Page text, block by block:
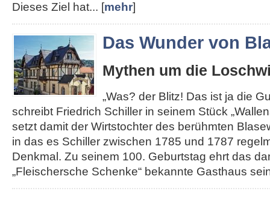
Dieses Ziel hat... [mehr]
Das Wunder von
Mythen um die
„Was? der Blitz! Das ist ja die
schreibt Friedrich Schiller in seinem Stück
setzt damit der Wirtstochter des berühmten
in das es Schiller zwischen 1785 und 1787
Denkmal. Zu seinem 100. Geburtstag ehrt das
„Fleischersche Schenke“ bekannte Gasthaus